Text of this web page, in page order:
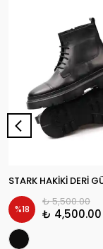
%18
₺ 5,500.00
₺ 4,500.00